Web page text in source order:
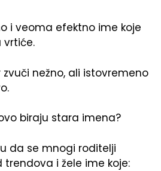
i veoma efektno ime koje
vrtiće.
nežno, ali istovremeno
biraju stara imena?
da se mnogi roditelji
i žele ime koje: